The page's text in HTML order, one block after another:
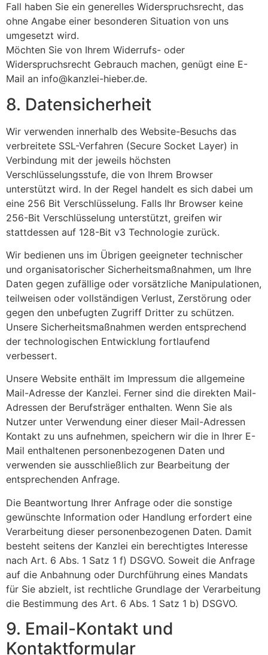
Fall haben Sie ein generelles Widerspruchsrecht, das
ohne Angabe einer besonderen Situation von uns
umgesetzt wird.
Möchten Sie von Ihrem Widerrufs- oder
Widerspruchsrecht Gebrauch machen, genügt eine E-
Mail an info@kanzlei-hieber.de.
8. Datensicherheit
Wir verwenden innerhalb des Website-Besuchs das
verbreitete SSL-Verfahren (Secure Socket Layer) in
Verbindung mit der jeweils höchsten
Verschlüsselungsstufe, die von Ihrem Browser
unterstützt wird. In der Regel handelt es sich dabei um
eine 256 Bit Verschlüsselung. Falls Ihr Browser keine
256-Bit Verschlüsselung unterstützt, greifen wir
stattdessen auf 128-Bit v3 Technologie zurück.
Wir bedienen uns im Übrigen geeigneter technischer
und organisatorischer Sicherheitsmaßnahmen, um Ihre
Daten gegen zufällige oder vorsätzliche Manipulationen,
teilweisen oder vollständigen Verlust, Zerstörung oder
gegen den unbefugten Zugriff Dritter zu schützen.
Unsere Sicherheitsmaßnahmen werden entsprechend
der technologischen Entwicklung fortlaufend
verbessert.
Unsere Website enthält im Impressum die allgemeine
Mail-Adresse der Kanzlei. Ferner sind die direkten Mail-
Adressen der Berufsträger enthalten. Wenn Sie als
Nutzer unter Verwendung einer dieser Mail-Adressen
Kontakt zu uns aufnehmen, speichern wir die in Ihrer E-
Mail enthaltenen personenbezogenen Daten und
verwenden sie ausschließlich zur Bearbeitung der
entsprechenden Anfrage.
Die Beantwortung Ihrer Anfrage oder die sonstige
gewünschte Information oder Handlung erfordert eine
Verarbeitung dieser personenbezogenen Daten. Damit
besteht seitens der Kanzlei ein berechtigtes Interesse
nach Art. 6 Abs. 1 Satz 1 f) DSGVO. Soweit die Anfrage
auf die Anbahnung oder Durchführung eines Mandats
für Sie abzielt, ist rechtliche Grundlage der Verarbeitung
die Bestimmung des Art. 6 Abs. 1 Satz 1 b) DSGVO.
9. Email-Kontakt und
Kontaktformular